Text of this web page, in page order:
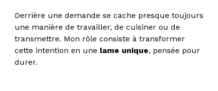
Derrière une demande se cache presque toujours
une manière de travailler, de cuisiner ou de
transmettre. Mon rôle consiste à transformer
cette intention en une lame unique, pensée pour
durer.